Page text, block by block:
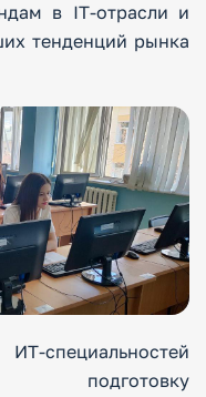
в IT-отрасли и
тенденций рынка
подготовку